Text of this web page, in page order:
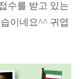
수를 받고 있는
이네요^^ 귀엽